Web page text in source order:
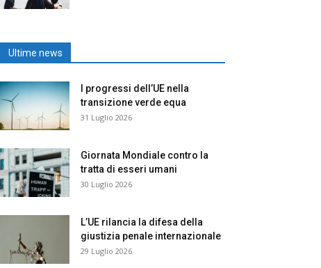
Ultime news
I progressi dell’UE nella
transizione verde equa
31 Luglio 2026
Giornata Mondiale contro la
tratta di esseri umani
30 Luglio 2026
L’UE rilancia la difesa della
giustizia penale internazionale
29 Luglio 2026